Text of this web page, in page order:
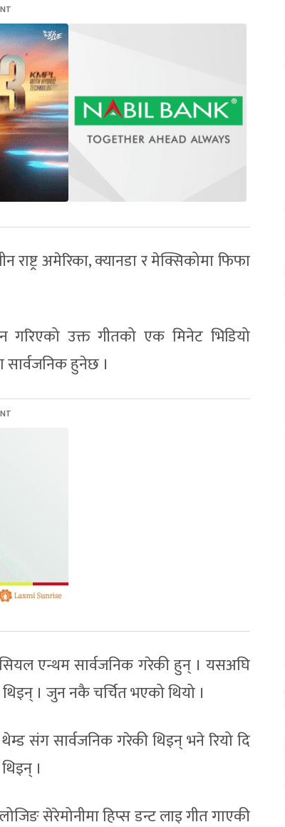
अमेरिका, क्यानडा र मेक्सिकोमा फिफा
गरिएको उक्त गीतको एक मिनेट भिडियो
सार्वजनिक हुनेछ ।
एन्थम सार्वजनिक गरेकी हुन् । यसअघि
। जुन नकै चर्चित भएको थियो ।
संग सार्वजनिक गरेकी थिइन् भने रियो दि
।
सेरेमोनीमा हिप्स डन्ट लाइ गीत गाएकी